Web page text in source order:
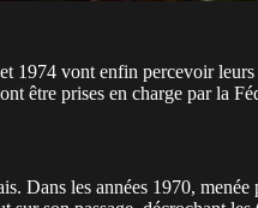
1974 vont enfin percevoir
être prises en charge par la
Dans les années 1970,